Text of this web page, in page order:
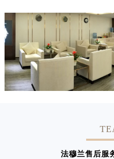
法穆兰售后服